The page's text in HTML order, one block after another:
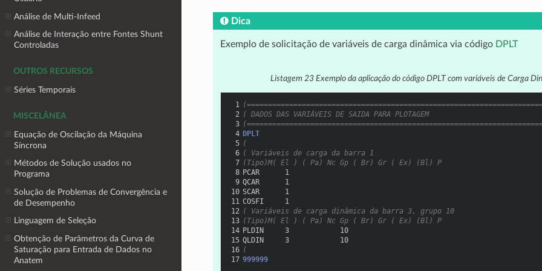
Análise de Multi-Infeed
Análise de Interação entre Fontes Shunt
Controladas
OUTROS RECURSOS
Séries Temporais
MISCELÂNEA
Equação de Oscilação da Máquina
Síncrona
Métodos de Solução usados no
Programa
Solução de Problemas de Convergência e
de Desempenho
Linguagem de Seleção
Obtenção de Parâmetros da Curva de
Saturação para Entrada de Dados no
Anatem
Dica
Exemplo de solicitação de variáveis de carga dinâmica via código DPLT
Listagem 23 Exemplo da aplicação do código DPLT com variáveis de Carga
1
2 ( DADOS DAS VARIÁVEIS DE SAIDA PARA PLOTAGEM
3
4 DPLT
5 (
6 ( Variáveis de carga da barra 1
7 (Tipo)M( El ) ( Pa) Nc Gp ( Br) Gr ( Ex) (Bl) P
8 PCAR      1
9 QCAR      1
10 SCAR      1
11 COSFI     1
12 ( Variáveis de carga dinâmica da barra 3, grupo 10
13 (Tipo)M( El ) ( Pa) Nc Gp ( Br) Gr ( Ex) (Bl) P
14 PLDIN     3            10
15 QLDIN     3            10
16 (
17 999999